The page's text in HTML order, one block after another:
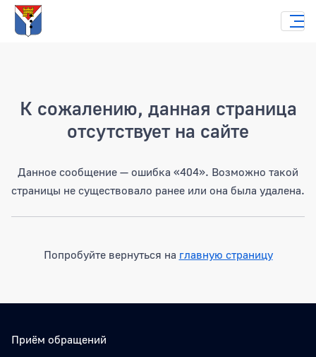
К сожалению, данная страница
отсутствует на сайте
Данное сообщение — ошибка «404». Возможно такой
страницы не существовало ранее или она была удалена.
Попробуйте вернуться на главную страницу
Приём обращений